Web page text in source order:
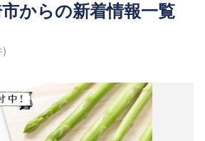
からの新着情報一覧